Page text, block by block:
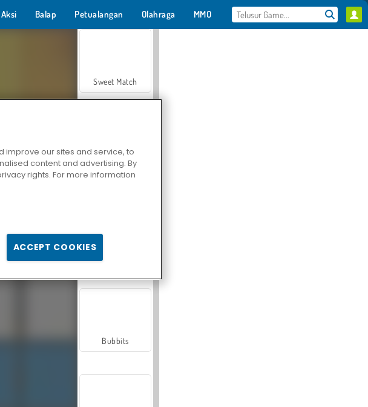
Aksi Balap Petualangan Olahraga MMO
Sweet Match
Zen Solitaire
Bubbits
our sites and service, to
content and advertising. By
rights. For more information
ACCEPT COOKIES